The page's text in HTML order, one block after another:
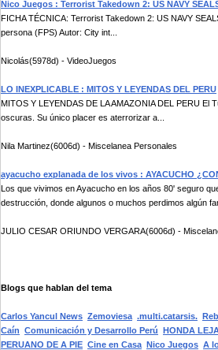
Nico Juegos : Terrorist Takedown 2: US NAVY
FICHA TÉCNICA: Terrorist Takedown 2: US NAVY
persona (FPS) Autor: City int...
Nicolás(5978d) - VideoJuegos
LO INEXPLICABLE : MITOS Y LEYENDAS DEL PERU
MITOS Y LEYENDAS DE LA AMAZONIA DEL PERU
oscuras. Su único placer es aterrorizar a...
Nila Martinez(6006d) - Miscelanea Personales
ayacucho explanada de los vivos : AYACUCHO
Los que vivimos en Ayacucho en los años 80' seguro
destrucción, donde algunos o muchos perdimos algún
JULIO CESAR ORIUNDO VERGARA(6006d) -
Blogs que hablan del tema
Carlos Yancul News Zemoviesa .multi.catarsis.
Caín Comunicación y Desarrollo Perú HONDA
PERUANO DE A PIE Cine en Casa Nico Juegos A